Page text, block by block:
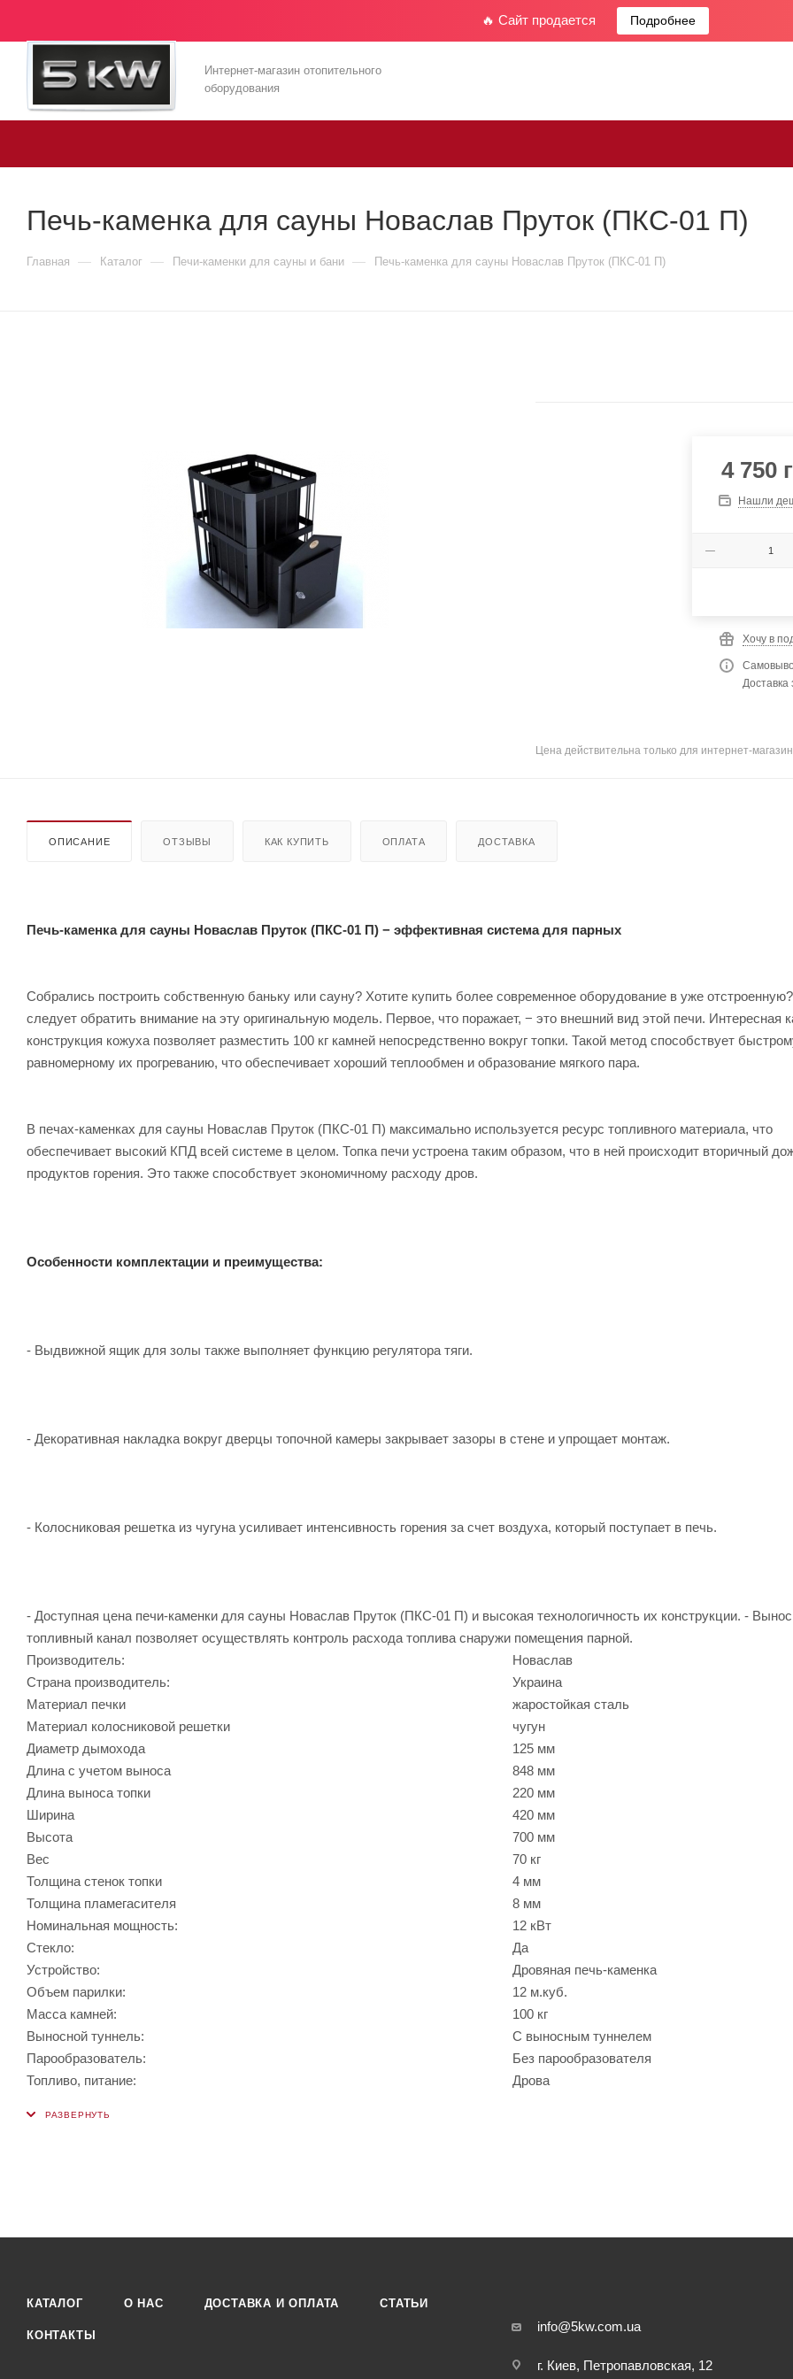
🔥 Сайт продается Подробнее
Интернет-магазин отопительного
оборудования
Печь-каменка для сауны Новаслав Пруток (ПКС-01 П)
Главная — Каталог — Печи-каменки для сауны и бани — Печь-каменка для сауны Новаслав Пруток (ПКС-01 П)
4 750
Нашли
Хочу в
Доставка
Цена действительна только для интернет-
ОПИСАНИЕ ОТЗЫВЫ КАК КУПИТЬ ОПЛАТА ДОСТАВКА
Печь-каменка для сауны Новаслав Пруток (ПКС-01 П) − эффективная система для парных
Собрались построить собственную баньку или сауну? Хотите купить более современное оборудование в уже
следует обратить внимание на эту оригинальную модель. Первое, что поражает, − это внешний вид этой печи. Интересная
конструкция кожуха позволяет разместить 100 кг камней непосредственно вокруг топки. Такой метод способствует
равномерному их прогреванию, что обеспечивает хороший теплообмен и образование мягкого пара.
В печах-каменках для сауны Новаслав Пруток (ПКС-01 П) максимально используется ресурс топливного материала, что
обеспечивает высокий КПД всей системе в целом. Топка печи устроена таким образом, что в ней происходит вторичный
продуктов горения. Это также способствует экономичному расходу дров.
Особенности комплектации и преимущества:
- Выдвижной ящик для золы также выполняет функцию регулятора тяги.
- Декоративная накладка вокруг дверцы топочной камеры закрывает зазоры в стене и упрощает монтаж.
- Колосниковая решетка из чугуна усиливает интенсивность горения за счет воздуха, который поступает в печь.
- Доступная цена печи-каменки для сауны Новаслав Пруток (ПКС-01 П) и высокая технологичность их конструкции. -
топливный канал позволяет осуществлять контроль расхода топлива снаружи помещения парной.
Производитель:
Новаслав
Страна производитель:
Украина
Материал печки
жаростойкая сталь
Материал колосниковой решетки
чугун
Диаметр дымохода
125 мм
Длина с учетом выноса
848 мм
Длина выноса топки
220 мм
Ширина
420 мм
Высота
700 мм
Вес
70 кг
Толщина стенок топки
4 мм
Толщина пламегасителя
8 мм
Номинальная мощность:
12 кВт
Стекло:
Да
Устройство:
Дровяная печь-каменка
Объем парилки:
12 м.куб.
Масса камней:
100 кг
Выносной туннель:
С выносным туннелем
Парообразователь:
Без парообразователя
Топливо, питание:
Дрова
КАТАЛОГ О НАС ДОСТАВКА И ОПЛАТА СТАТЬИ
КОНТАКТЫ
info@5kw.com.ua
г. Киев, Петропавловская, 12